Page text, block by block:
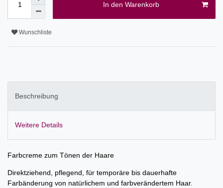
In den Warenkorb
Wunschliste
Beschreibung
Weitere Details
Farbcreme zum Tönen der Haare
Direktziehend, pflegend, für temporäre bis dauerhafte
Farbänderung von natürlichem und farbverändertem Haar.